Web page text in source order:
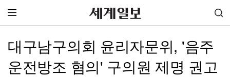
대구남구의회 윤리자문위, '음주
운전방조 혐의' 구의원 제명 권고